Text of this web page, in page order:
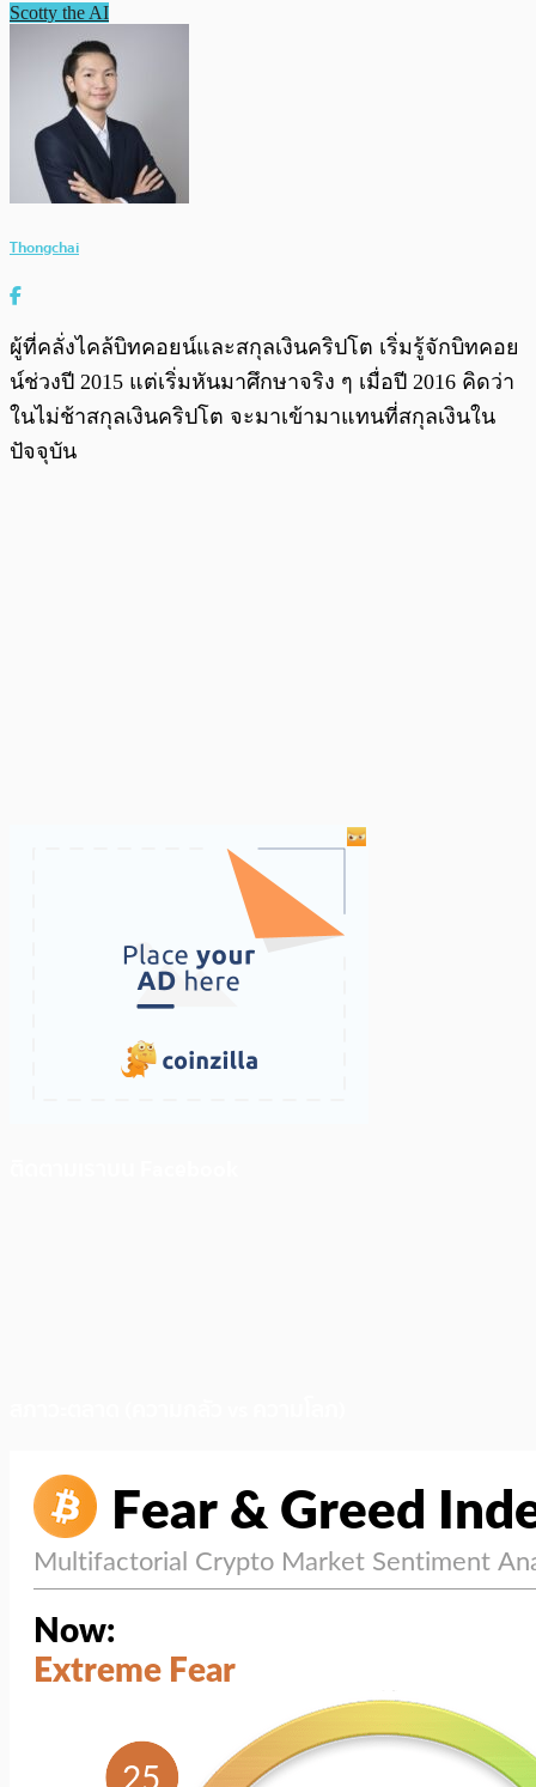
Scotty the AI
Thongchai
ผู้ที่คลั่งไคล้บิทคอยน์และสกุลเงินคริปโต เริ่มรู้จักบิทคอย
น์ช่วงปี 2015 แต่เริ่มหันมาศึกษาจริง ๆ เมื่อปี 2016 คิดว่า
ในไม่ช้าสกุลเงินคริปโต จะมาเข้ามาแทนที่สกุลเงินใน
ปัจจุบัน